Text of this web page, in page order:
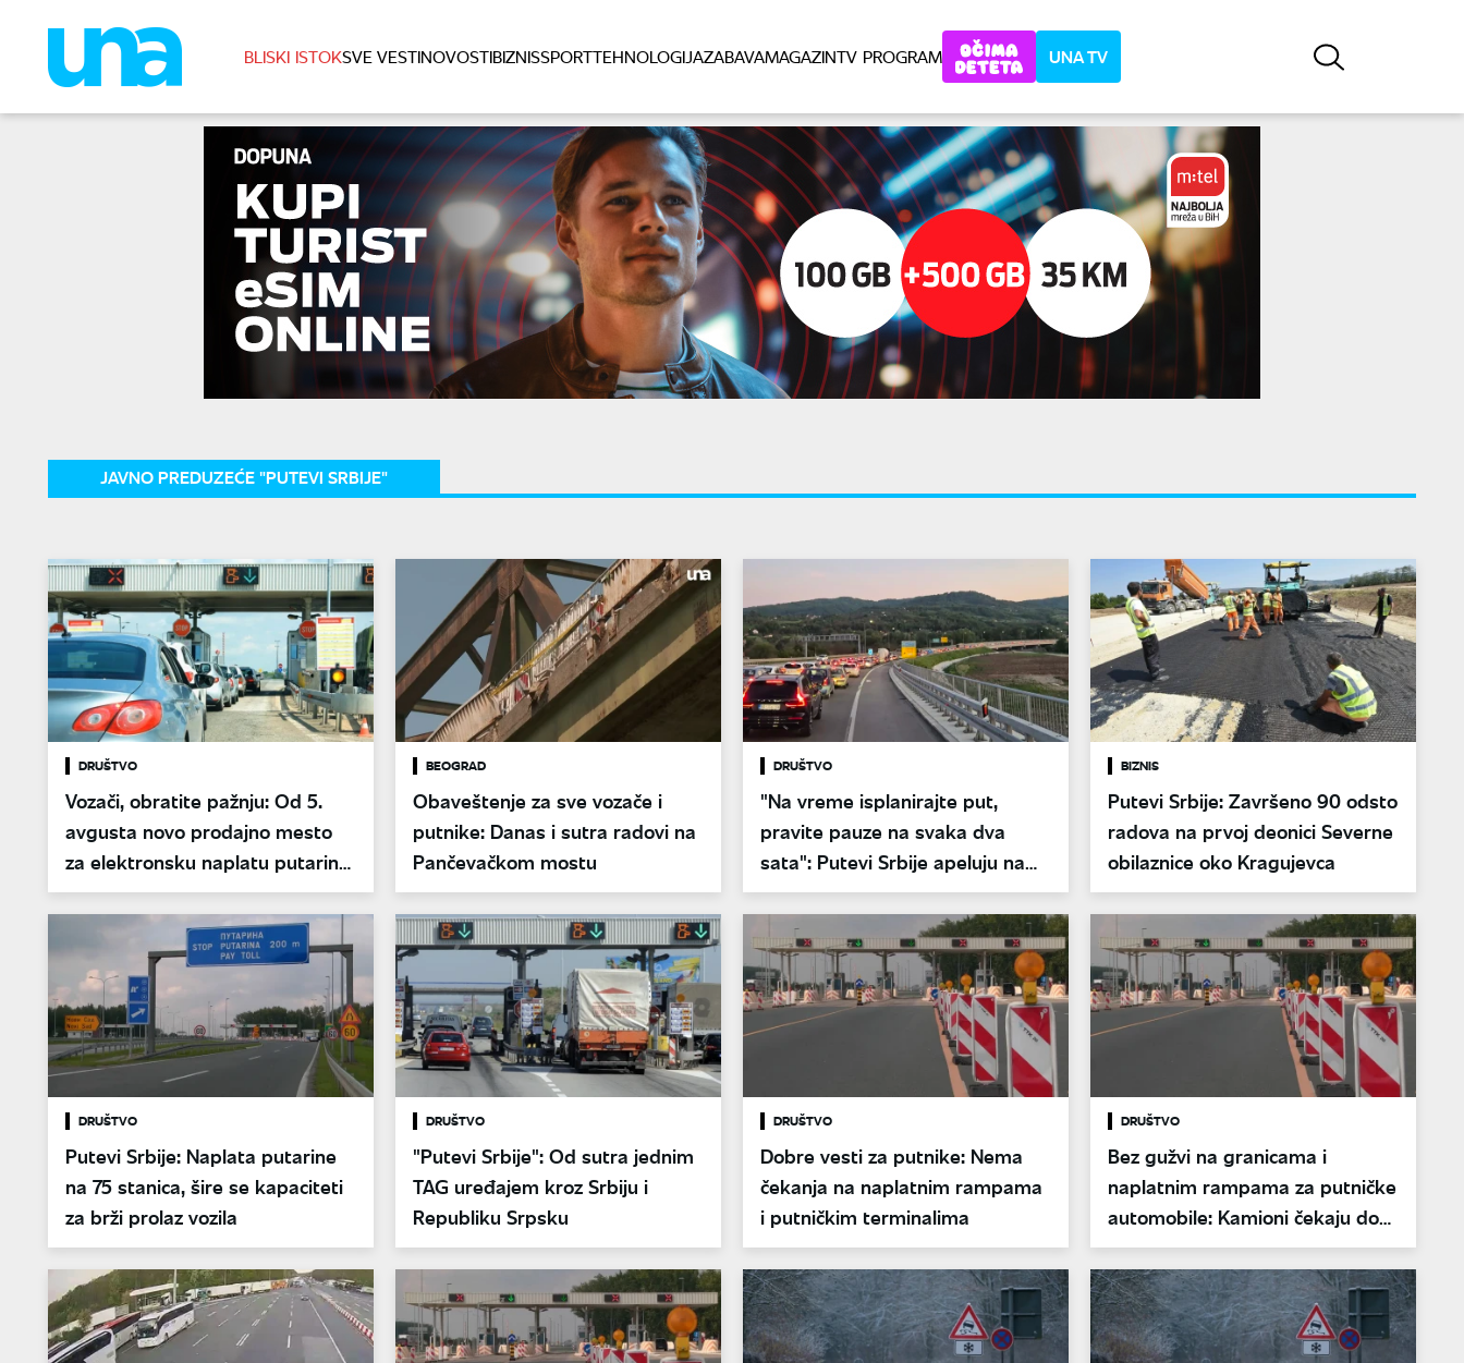
BLISKI ISTOKSVE VESTINOVOSTIBIZNISSPORTTEHNOLOGIJAZABAVAMAGAZINTV PROGRAM UNA TV
JAVNO PREDUZEĆE "PUTEVI SRBIJE"
DRUŠTVO
Vozači, obratite pažnju: Od 5.
avgusta novo prodajno mesto
za elektronsku naplatu putarine
kod Preševa
BEOGRAD
Obaveštenje za sve vozače i
putnike: Danas i sutra radovi na
Pančevačkom mostu
DRUŠTVO
"Na vreme isplanirajte put,
pravite pauze na svaka dva
sata": Putevi Srbije apeluju na
vozače pred letnju sezonu
BIZNIS
Putevi Srbije: Završeno 90 odsto
radova na prvoj deonici Severne
obilaznice oko Kragujevca
DRUŠTVO
Putevi Srbije: Naplata putarine
na 75 stanica, šire se kapaciteti
za brži prolaz vozila
DRUŠTVO
"Putevi Srbije": Od sutra jednim
TAG uređajem kroz Srbiju i
Republiku Srpsku
DRUŠTVO
Dobre vesti za putnike: Nema
čekanja na naplatnim rampama
i putničkim terminalima
DRUŠTVO
Bez gužvi na granicama i
naplatnim rampama za putničke
automobile: Kamioni čekaju do
tri sata